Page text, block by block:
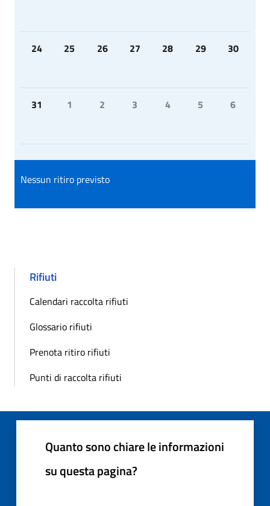
24 25 26 27 28 29 30
31 1 2 3 4 5 6
Nessun ritiro previsto
Rifiuti
Calendari raccolta rifiuti
Glossario rifiuti
Prenota ritiro rifiuti
Punti di raccolta rifiuti
Quanto sono chiare le informazioni
su questa pagina?